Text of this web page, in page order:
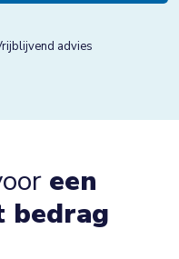
advies
een
bedrag